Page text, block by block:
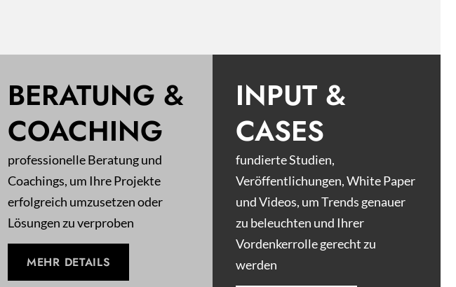
BERATUNG &
COACHING
professionelle Beratung und
Coachings, um Ihre Projekte
erfolgreich umzusetzen oder
Lösungen zu verproben
MEHR DETAILS
INPUT &
CASES
fundierte Studien,
Veröffentlichungen, White Paper
und Videos, um Trends genauer
zu beleuchten und Ihrer
Vordenkerrolle gerecht zu
werden